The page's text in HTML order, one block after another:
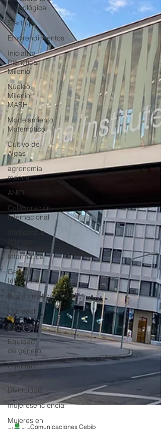
Tecnológica
Start up
Emprendimientos
Iniciativa
Científica
Milenio
Núcleo
Milenio
MASH
Modelamiento
Matemático
Cultivo de
Algas
agronomía
marina
ANID
Colaboración
Internacional
Inteligencia
Artificial
Informática
Geo-
Informática
Bioinformática
Outreach
Seminario
Equidad
de género
Equidad
de genero
Diversidad
mujeresenciencia
Mujeres en